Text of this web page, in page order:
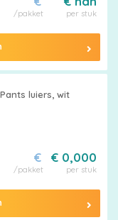
per stuk
/pakket
luiers, wit
€ 0,000
per stuk
€
/pakket